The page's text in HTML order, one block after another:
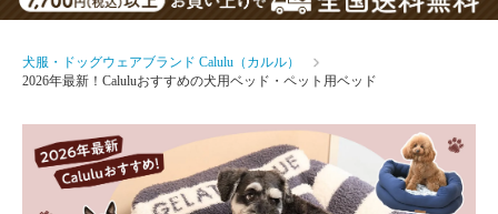
犬服・ドッグウェアブランド Calulu（カルル）
2026年最新！Caluluおすすめの犬用ベッド・ペット用ベッド